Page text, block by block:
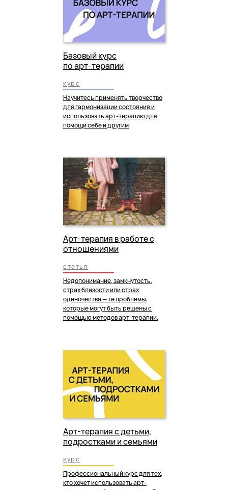
курс
Научитесь применять творчество
для гармонизации состояния и
использовать арт-терапию для
помощи себе и другим
Базовый курс
по арт-терапии
Арт-терапия в работе с
отношениями
Недопонимание, замкнутость,
страх близости или страх
одиночества — те проблемы,
которые могут быть решены с
помощью методов арт-терапии.
статья
курс
Профессиональный курс для тех,
кто хочет использовать арт-
Арт-терапия с детьми,
подростками и семьями